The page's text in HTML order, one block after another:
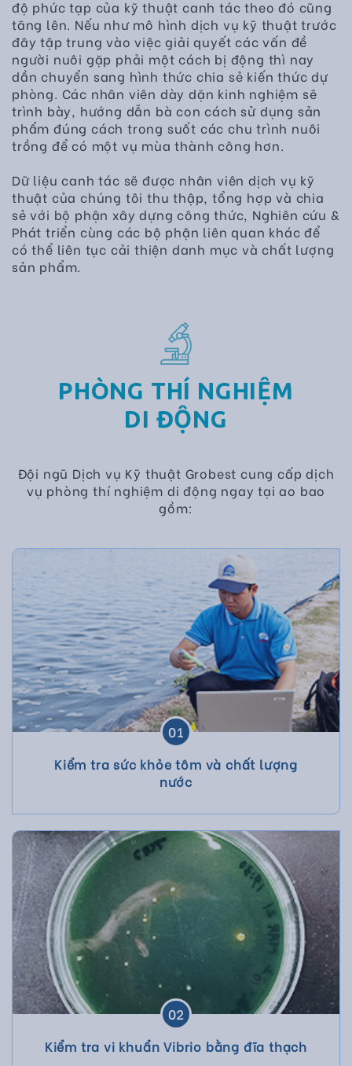
độ phức tạp của kỹ thuật canh tác theo đó cũng
tăng lên. Nếu như mô hình dịch vụ kỹ thuật trước
đây tập trung vào việc giải quyết các vấn đề
người nuôi gặp phải một cách bị động thì nay
dần chuyển sang hình thức chia sẻ kiến thức dự
phòng. Các nhân viên dày dặn kinh nghiệm sẽ
trình bày, hướng dẫn bà con cách sử dụng sản
phẩm đúng cách trong suốt các chu trình nuôi
trồng để có một vụ mùa thành công hơn.
Dữ liệu canh tác sẽ được nhân viên dịch vụ kỹ
thuật của chúng tôi thu thập, tổng hợp và chia
sẻ với bộ phận xây dựng công thức, Nghiên cứu &
Phát triển cùng các bộ phận liên quan khác để
có thể liên tục cải thiện danh mục và chất lượng
sản phẩm.
PHÒNG THÍ NGHIỆM
DI ĐỘNG
Đội ngũ Dịch vụ Kỹ thuật Grobest cung cấp dịch
vụ phòng thí nghiệm di động ngay tại ao bao
gồm:
01
Kiểm tra sức khỏe tôm và chất lượng
nước
02
Kiểm tra vi khuẩn Vibrio bằng đĩa thạch